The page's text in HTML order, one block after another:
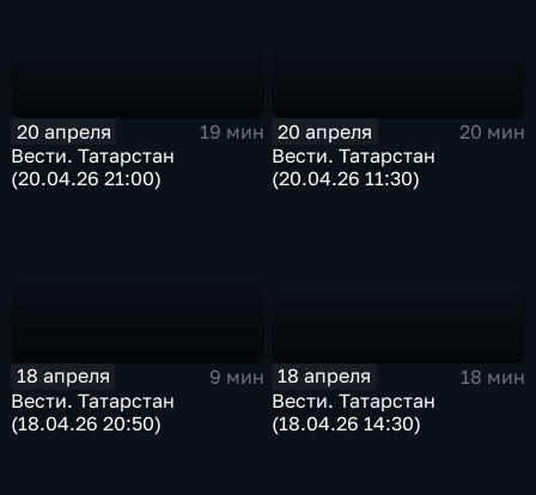
20 апреля
19 мин
Вести. Татарстан
(20.04.26 21:00)
20 апреля
20 мин
Вести. Татарстан
(20.04.26 11:30)
18 апреля
9 мин
Вести. Татарстан
(18.04.26 20:50)
18 апреля
18 мин
Вести. Татарстан
(18.04.26 14:30)